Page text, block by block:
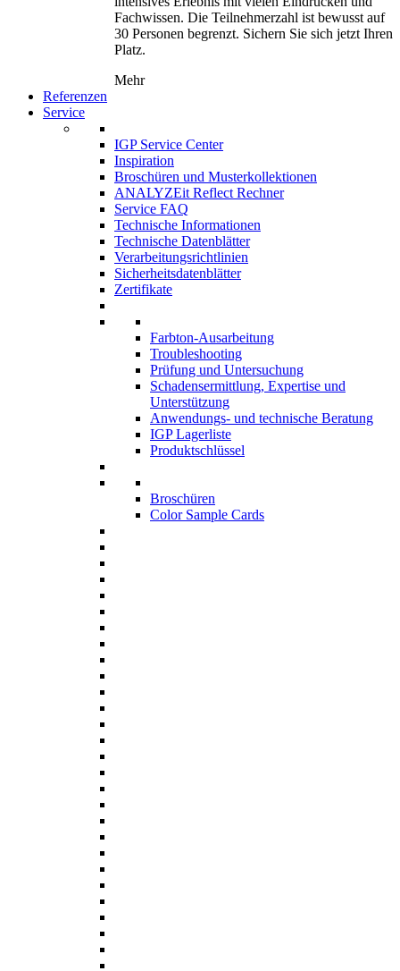
Fachwissen. Die Teilnehmerzahl ist bewusst auf
30 Personen begrenzt. Sichern Sie sich jetzt Ihren
Platz.
Mehr
Referenzen
Service
IGP Service Center
Inspiration
Broschüren und Musterkollektionen
ANALYZEit Reflect Rechner
Service FAQ
Technische Informationen
Technische Datenblätter
Verarbeitungsrichtlinien
Sicherheitsdatenblätter
Zertifikate
Farbton-Ausarbeitung
Troubleshooting
Prüfung und Untersuchung
Schadensermittlung, Expertise und
Unterstützung
Anwendungs- und technische Beratung
IGP Lagerliste
Produktschlüssel
Broschüren
Color Sample Cards